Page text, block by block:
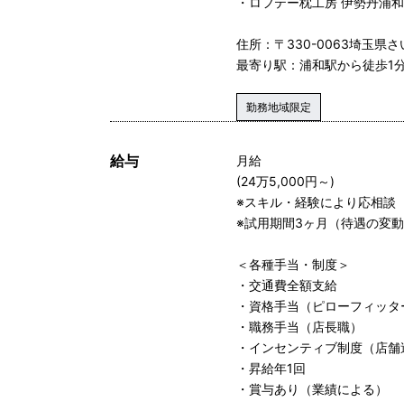
住所：〒330-0063埼玉県さ
最寄り駅：浦和駅から徒歩1
勤務地域限定
給与
月給
(24万5,000円～)
※スキル・経験により応相談
※試用期間3ヶ月（待遇の変
＜各種手当・制度＞
・交通費全額支給
・資格手当（ピローフィッ
・職務手当（店長職）
・インセンティブ制度（店
・昇給年1回
・賞与あり（業績による）